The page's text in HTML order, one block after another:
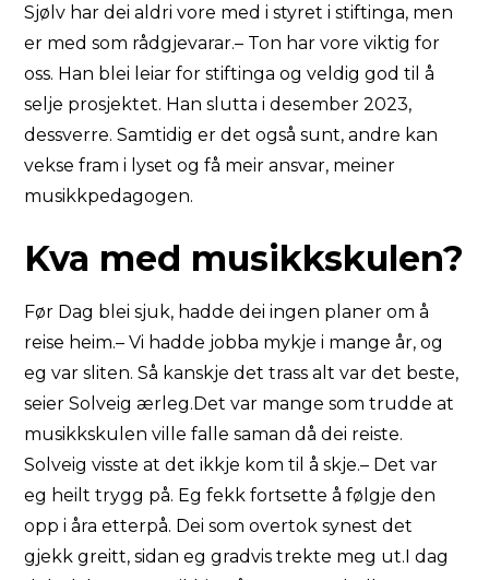
Sjølv har dei aldri vore med i styret i stiftinga, men
er med som rådgjevarar.– Ton har vore viktig for
oss. Han blei leiar for stiftinga og veldig god til å
selje prosjektet. Han slutta i desember 2023,
dessverre. Samtidig er det også sunt, andre kan
vekse fram i lyset og få meir ansvar, meiner
musikkpedagogen.
Kva med musikkskulen?
Før Dag blei sjuk, hadde dei ingen planer om å
reise heim.– Vi hadde jobba mykje i mange år, og
eg var sliten. Så kanskje det trass alt var det beste,
seier Solveig ærleg.Det var mange som trudde at
musikkskulen ville falle saman då dei reiste.
Solveig visste at det ikkje kom til å skje.– Det var
eg heilt trygg på. Eg fekk fortsette å følgje den
opp i åra etterpå. Dei som overtok synest det
gjekk greitt, sidan eg gradvis trekte meg ut.I dag